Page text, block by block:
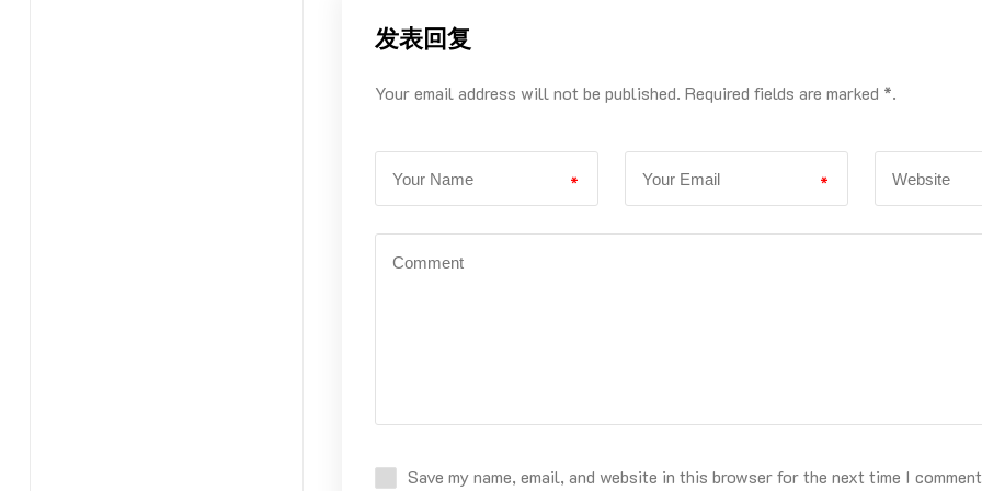
发表回复
Your email address will not be published. Required fields are marked *.
* *
Save my name, email, and website in this browser for the next time I